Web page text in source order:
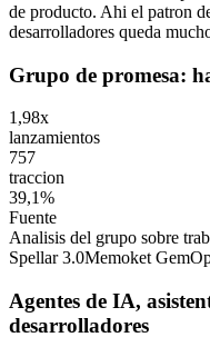
de producto. Ahi el patron
desarrolladores queda
Grupo de promesa:
1,98x
lanzamientos
757
traccion
39,1%
Fuente
Analisis del grupo sobre
Spellar 3.0Memoket Gem
Agentes de IA,
desarrolladores